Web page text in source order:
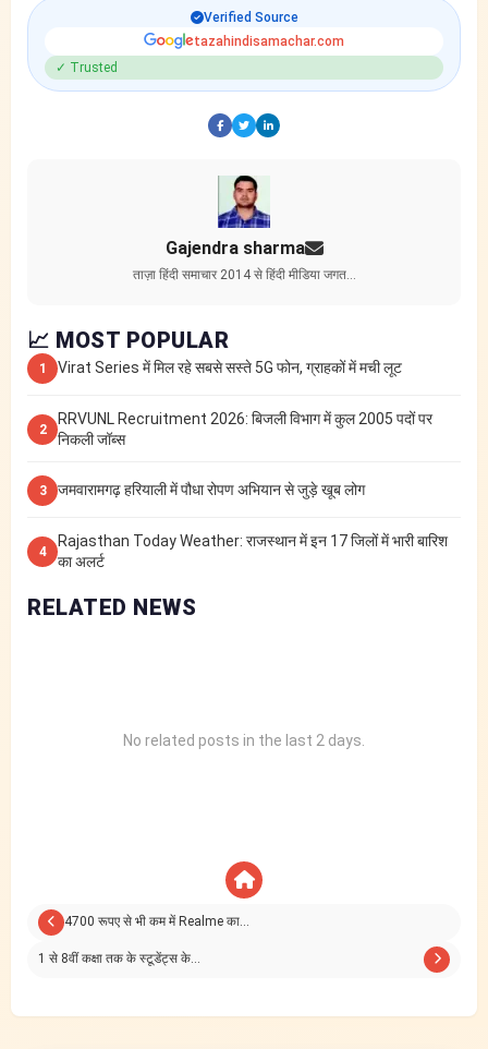
Verified Source
tazahindisamachar.com
✓ Trusted
Gajendra sharma
ताज़ा हिंदी समाचार 2014 से हिंदी मीडिया जगत…
📈 MOST POPULAR
1 Virat Series में मिल रहे सबसे सस्ते 5G फोन, ग्राहकों में मची लूट
2
RRVUNL Recruitment 2026: बिजली विभाग में कुल 2005 पदों पर
निकली जॉब्स
3 जमवारामगढ़ हरियाली में पौधा रोपण अभियान से जुड़े खूब लोग
4
Rajasthan Today Weather: राजस्थान में इन 17 जिलों में भारी बारिश
का अलर्ट
RELATED NEWS
No related posts in the last 2 days.
4700 रूपए से भी कम में Realme का…
1 से 8वीं कक्षा तक के स्टूडेंट्स के…